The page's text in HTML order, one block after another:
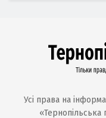
Усі права на
«Тернопільська